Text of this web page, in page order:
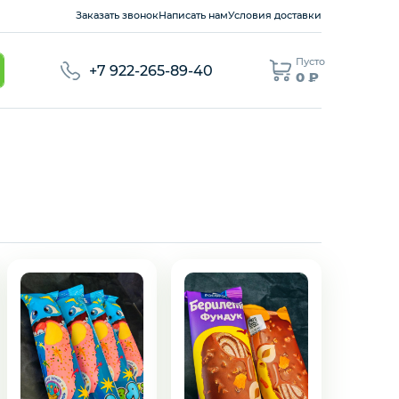
Заказать звонокНаписать намУсловия доставки
+7 922-265-89-40
Пусто
0 ₽